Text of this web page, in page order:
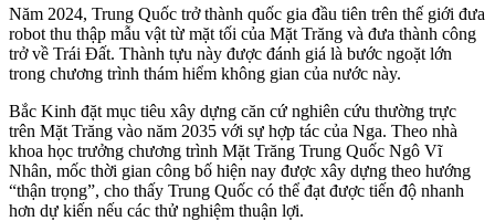
Năm 2024, Trung Quốc trở thành quốc gia đầu tiên trên thế giới đưa
robot thu thập mẫu vật từ mặt tối của Mặt Trăng và đưa thành công
trở về Trái Đất. Thành tựu này được đánh giá là bước ngoặt lớn
trong chương trình thám hiểm không gian của nước này.
Bắc Kinh đặt mục tiêu xây dựng căn cứ nghiên cứu thường trực
trên Mặt Trăng vào năm 2035 với sự hợp tác của Nga. Theo nhà
khoa học trưởng chương trình Mặt Trăng Trung Quốc Ngô Vĩ
Nhân, mốc thời gian công bố hiện nay được xây dựng theo hướng
“thận trọng”, cho thấy Trung Quốc có thể đạt được tiến độ nhanh
hơn dự kiến nếu các thử nghiệm thuận lợi.